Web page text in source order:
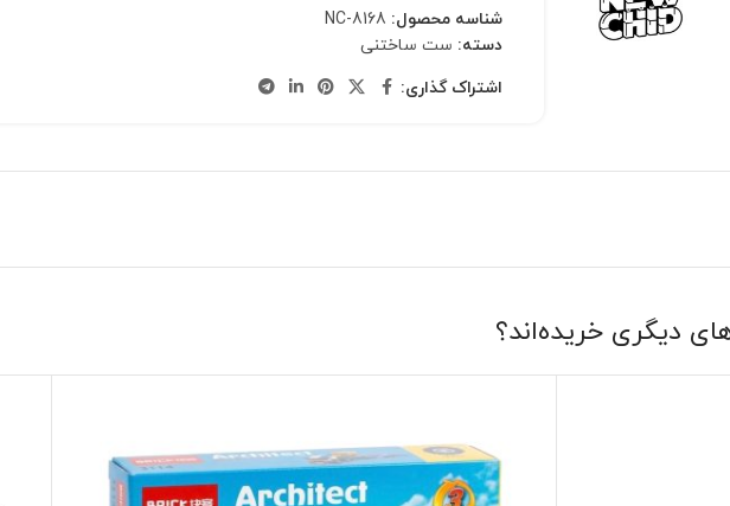
شناسه محصول: NC-8168
دسته: ست ساختنی
اشتراک گذاری:
دیگری خریده‌اند؟